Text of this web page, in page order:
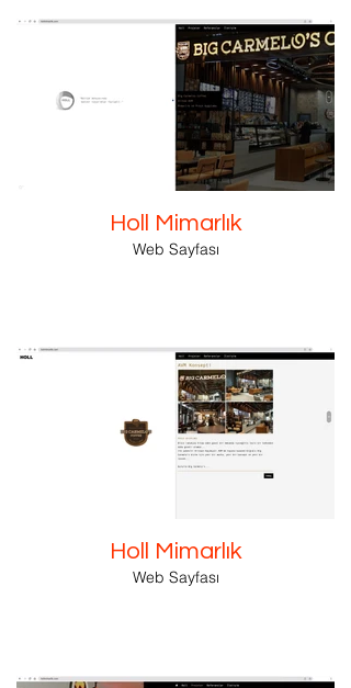
Holl Mimarlık
Web Sayfası
Holl Mimarlık
Web Sayfası